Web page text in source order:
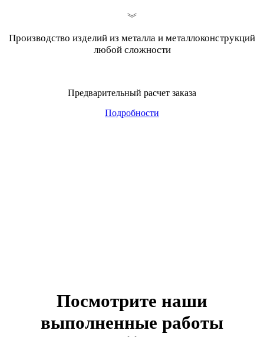
Производство изделий из металла и металлоконструкций
любой сложности
Предварительный расчет заказа
Подробности
Посмотрите наши
выполненные работы